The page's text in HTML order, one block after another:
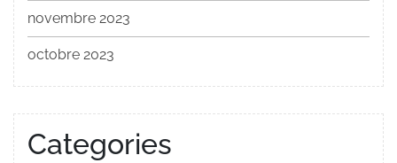
novembre 2023
octobre 2023
Categories